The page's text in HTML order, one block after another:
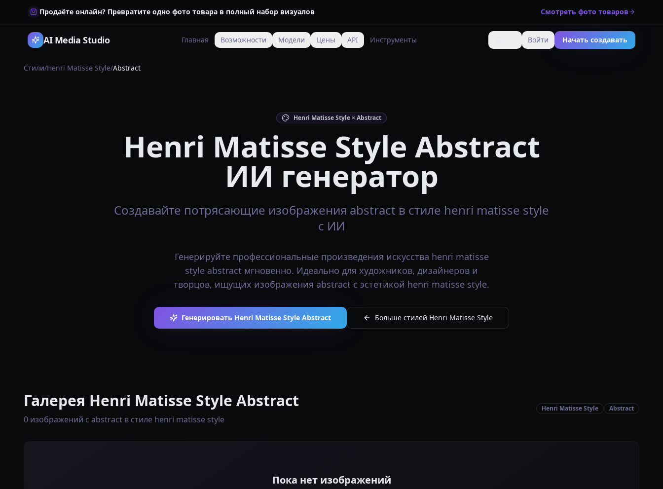
Продаёте онлайн? Превратите одно фото товара в полный набор визуалов Смотреть фото товаров
AI Media Studio Главная Возможности Модели Цены API Инструменты Изменить язык
Войти Начать создавать
Стили/Henri Matisse Style/Abstract
Henri Matisse Style × Abstract
Henri Matisse Style Abstract
ИИ генератор
Создавайте потрясающие изображения abstract в стиле henri matisse style
с ИИ
Генерируйте профессиональные произведения искусства henri matisse
style abstract мгновенно. Идеально для художников, дизайнеров и
творцов, ищущих изображения abstract с эстетикой henri matisse style.
Генерировать Henri Matisse Style Abstract Больше стилей Henri Matisse Style
Галерея Henri Matisse Style Abstract
0 изображений с abstract в стиле henri matisse style
Henri Matisse Style Abstract
Пока нет изображений